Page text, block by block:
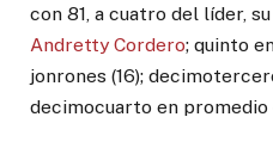
con 81, a cuatro del líder,
Andretty Cordero; quinto
jonrones (16);
decimocuarto en promedio